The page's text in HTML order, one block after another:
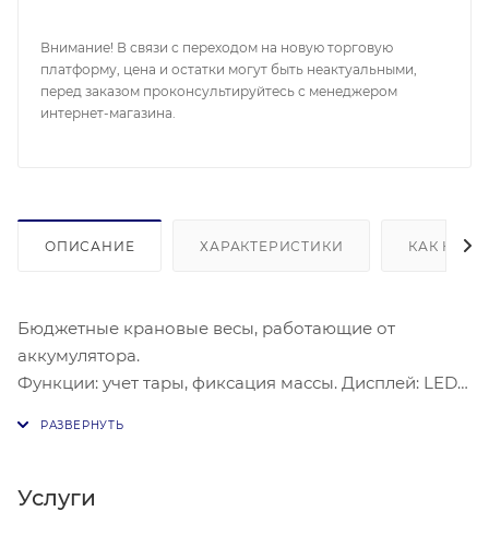
Внимание! В связи с переходом на новую торговую
платформу, цена и остатки могут быть неактуальными,
перед заказом проконсультируйтесь с менеджером
интернет-магазина.
ОПИСАНИЕ ХАРАКТЕРИСТИКИ КАК
Бюджетные крановые весы, работающие от
аккумулятора.
Функции: учет тары, фиксация массы. Дисплей: LED
диапазон рабочих температур: -30/+55 °С (индекс М).
Услуги